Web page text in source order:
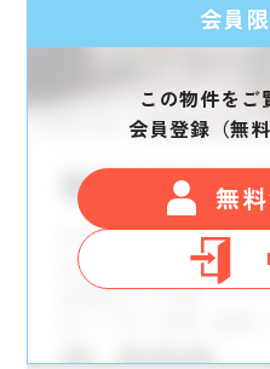
会員
この物件をご
会員登録（無
無